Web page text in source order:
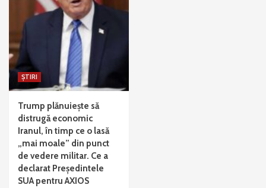
ȘTIRI
Trump plănuiește să
distrugă economic
Iranul, în timp ce o lasă
„mai moale” din punct
de vedere militar. Ce a
declarat Președintele
SUA pentru AXIOS